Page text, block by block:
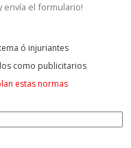
envía el formulario!
ó injuriantes
como publicitarios
estas normas